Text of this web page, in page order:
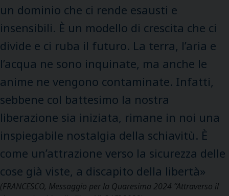
un dominio che ci rende esausti e
insensibili. È un modello di crescita che ci
divide e ci ruba il futuro. La terra, l’aria e
l’acqua ne sono inquinate, ma anche le
anime ne vengono contaminate. Infatti,
sebbene col battesimo la nostra
liberazione sia iniziata, rimane in noi una
inspiegabile nostalgia della schiavitù. È
come un’attrazione verso la sicurezza delle
cose già viste, a discapito della libertà»
(FRANCESCO, Messaggio per la Quaresima 2024 “Attraverso il